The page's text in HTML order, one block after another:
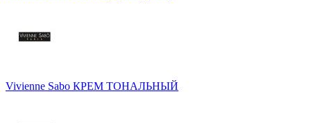
Vivienne Sabo КРЕМ ТОНАЛЬНЫЙ